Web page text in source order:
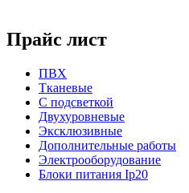
Прайс лист
ПВХ
Тканевые
С подсветкой
Двухуровневые
Эксклюзивные
Дополнительные работы
Электрооборудование
Блоки питания Ip20